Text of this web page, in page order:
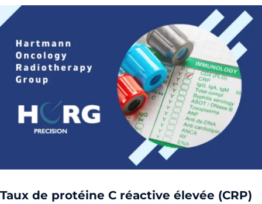
Taux de protéine C réactive élevée (CRP)